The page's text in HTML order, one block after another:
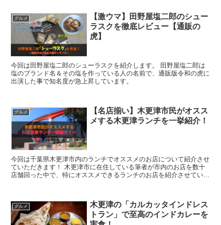
グルメ
【激ウマ】田野屋塩二郎のシュー
ラスクを徹底レビュー【通販の
虎】
今回は田野屋塩二郎のシューラスクを紹介します。 田野屋塩二郎は
塩のブランド名＆その塩を作っている人の名前で、通販版令和の虎に
出演した事で知名度が急上昇しています。
グルメ
【名店揃い】木更津市民がオスス
メする木更津ランチを一挙紹介！
今回は千葉県木更津市内のランチでオススメのお店について紹介させ
ていただきます！ 木更津市に在住している筆者が市内のお店を数十
店舗回った中で、特にオススメできるランチのお店を紹介させていた
グルメ
木更津の「カルカッタインドレス
トラン」で至高のインドカレーを